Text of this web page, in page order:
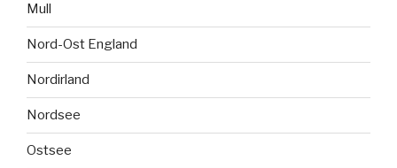
Mull
Nord-Ost England
Nordirland
Nordsee
Ostsee